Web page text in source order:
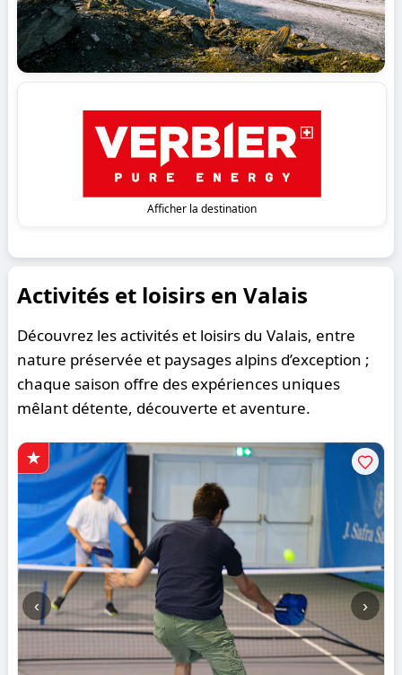
Afficher la destination
Activités et loisirs en Valais
Découvrez les activités et loisirs du Valais, entre
nature préservée et paysages alpins d’exception ;
chaque saison offre des expériences uniques
mêlant détente, découverte et aventure.
‹ ›